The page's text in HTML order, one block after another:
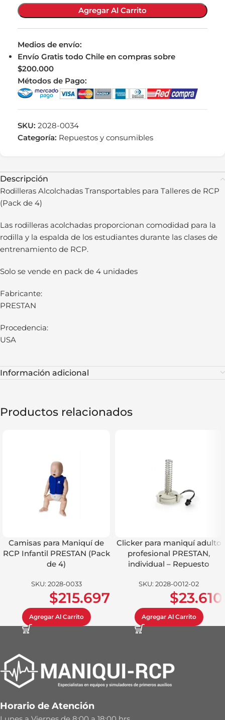
Agregar Al Carrito
Medios de envío:
Envío Gratis todo Chile en compras sobre
$200.000
Métodos de Pago:
SKU: 2028-0034
Categoría: Repuestos y consumibles
Descripción
Rodilleras Alcolchadas Transportables para Talleres de RCP
(Pack de 4)
Las rodilleras acolchadas proporcionan comodidad para la
rodilla y la espalda de los estudiantes durante las clases de
entrenamiento de RCP.
Solo se vende en pack de 4 unidades
Fabricante:
PRESTAN
Procedencia:
USA
Información adicional
Productos relacionados
Camisas para Maniquí de
RCP Infantil PRESTAN (Pack
de 4)
SKU: 2028-0033
$215.697
Agregar Al Carrito
Clicker para maniquí adulto
profesional PRESTAN,
individual – Repuesto
SKU: 2028-0012-02
$23.610
Agregar Al Carrito
Horario de Atención